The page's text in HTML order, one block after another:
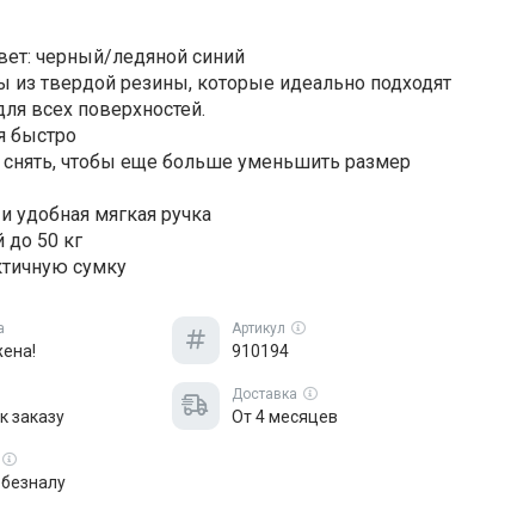
черный/ледяной синий
из твердой резины, которые идеально подходят
всех поверхностей.
быстро
чтобы еще больше уменьшить размер
удобная мягкая ручка
50 кг
сумку
Артикул
910194
заказу
Доставка
От 4 месяцев